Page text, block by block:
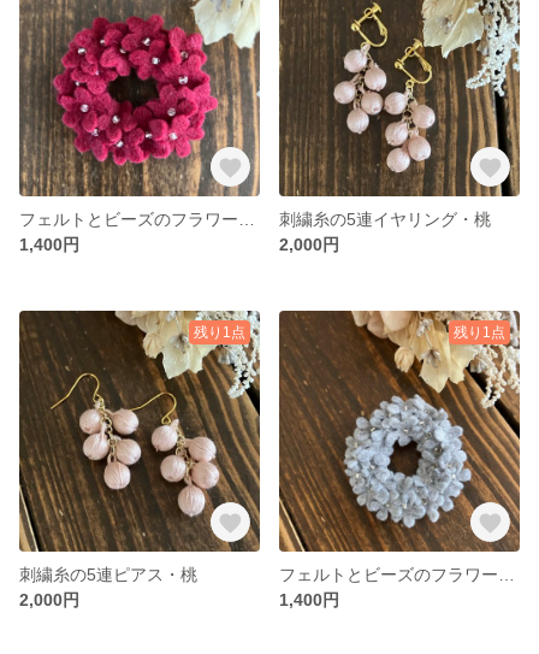
1,400円
刺繍糸の5連イヤリング・桃
2,000円
残り1点
刺繍糸の5連ピアス・桃
2,000円
残り1点
1,400円